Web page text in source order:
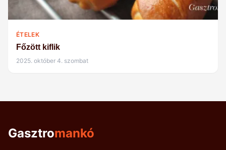
ÉTELEK
Főzött kiflik
2025. október 4. szombat
Gasztromankó